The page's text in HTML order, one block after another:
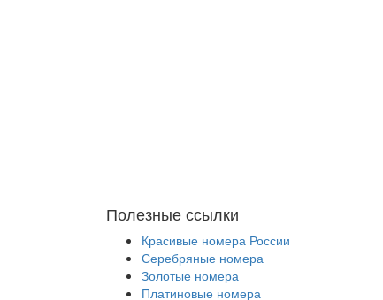
Полезные ссылки
Красивые номера России
Серебряные номера
Золотые номера
Платиновые номера